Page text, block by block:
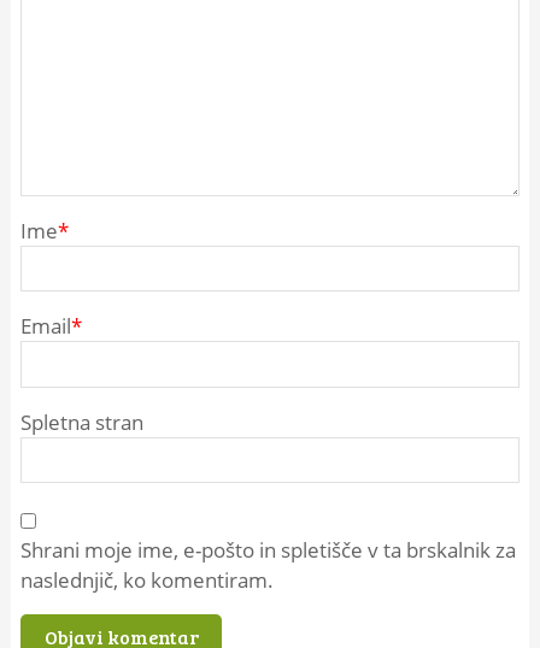
Ime*
Email*
Spletna stran
Shrani moje ime, e-pošto in spletišče v ta brskalnik za
naslednjič, ko komentiram.